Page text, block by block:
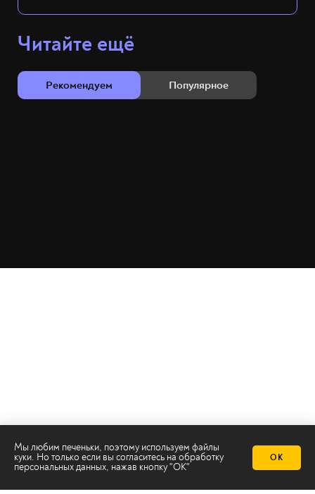
Читайте ещё
Рекомендуем Популярное
Мы любим печеньки, поэтому используем файлы
куки. Но только если вы согласитесь на обработку
персональных данных, нажав кнопку "ОК"
ОК
Телеканал 2х2
Онлайн-эфир